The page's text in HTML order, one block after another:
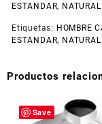
ESTANDAR,
Etiquetas: HOMBRE
ESTANDAR,
Productos
Save